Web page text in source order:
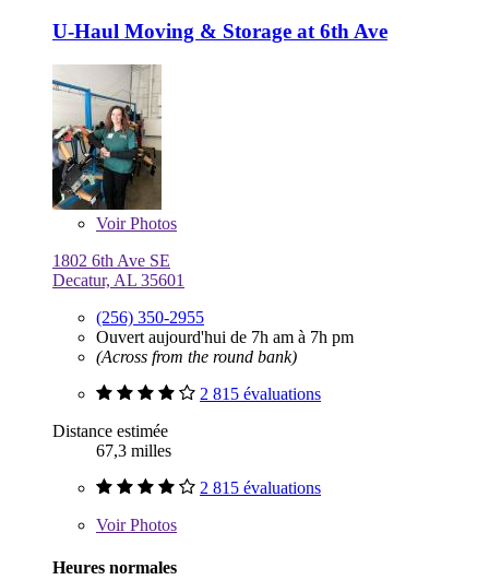
U-Haul Moving & Storage at 6th Ave
VoirPhotos
1802 6th Ave SE
Decatur, AL 35601
(256) 350-2955
Ouvert aujourd'hui de 7h am à 7h pm
(Across from the round bank)
2 815 évaluations
Distance estimée
67,3 milles
2 815 évaluations
VoirPhotos
Heures normales